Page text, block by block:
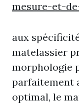
mesure-et-
aux
matelassier
morphologie
parfaitement
optimal, le